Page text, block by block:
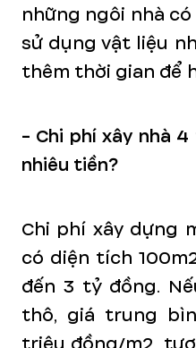
những ngôi nhà
sử dụng vật liệu
thêm thời gian để
- Chi phí xây nhà
nhiêu tiền?
Chi phí xây dựng
có diện tích
đến 3 tỷ đồng.
thô, giá trung